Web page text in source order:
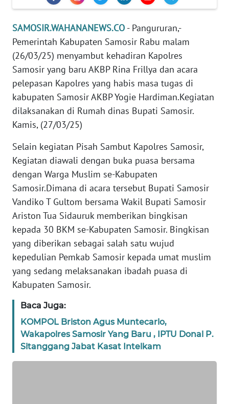
SAMOSIR.WAHANANEWS.CO - Pangururan,-
Pemerintah Kabupaten Samosir Rabu malam
(26/03/25) menyambut kehadiran Kapolres
Samosir yang baru AKBP Rina Frillya dan acara
pelepasan Kapolres yang habis masa tugas di
kabupaten Samosir AKBP Yogie Hardiman.Kegiatan
dilaksanakan di Rumah dinas Bupati Samosir.
Kamis, (27/03/25)
Selain kegiatan Pisah Sambut Kapolres Samosir,
Kegiatan diawali dengan buka puasa bersama
dengan Warga Muslim se-Kabupaten
Samosir.Dimana di acara tersebut Bupati Samosir
Vandiko T Gultom bersama Wakil Bupati Samosir
Ariston Tua Sidauruk memberikan bingkisan
kepada 30 BKM se-Kabupaten Samosir. Bingkisan
yang diberikan sebagai salah satu wujud
kepedulian Pemkab Samosir kepada umat muslim
yang sedang melaksanakan ibadah puasa di
Kabupaten Samosir.
Baca Juga:
KOMPOL Briston Agus Muntecarlo,
Wakapolres Samosir Yang Baru , IPTU Donal P.
Sitanggang Jabat Kasat Intelkam
WN
WN
JAKARTA
WN
JABAR
WN
BANTEN
WN
NTT
WN
WN
PAPUA
WN
PAPUA
WN
RIAU
WN